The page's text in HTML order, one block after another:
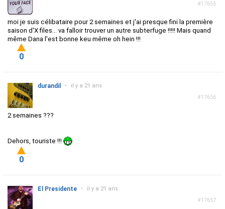
#17655
moi je suis célibataire pour 2 semaines et j'ai presque fini la première
saison d'X files... va falloir trouver un autre subterfuge !!!!! Mais quand
même Dana l'est bonne keu même oh hein !!!
0
#17656
durandil • il y a 21 ans
2 semaines ???
Dehors, touriste !!!
0
#17657
El Presidente • il y a 21 ans